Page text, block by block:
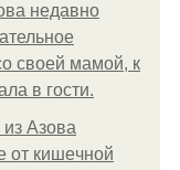
недавно
своей мамой, к
в гости.
Азoвa
oт кишeчнoй